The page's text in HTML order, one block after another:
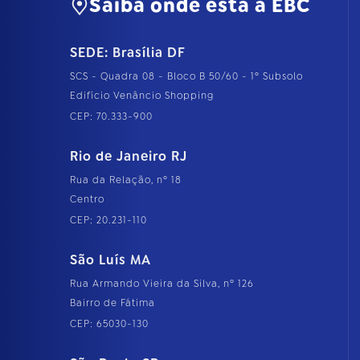
Saiba onde está a EBC
SEDE: Brasília DF
SCS - Quadra 08 - Bloco B 50/60 - 1º Subsolo
Edifício Venâncio Shopping
CEP: 70.333-900
Rio de Janeiro RJ
Rua da Relação, nº 18
Centro
CEP: 20.231-110
São Luís MA
Rua Armando Vieira da Silva, nº 126
Bairro de Fátima
CEP: 65030-130